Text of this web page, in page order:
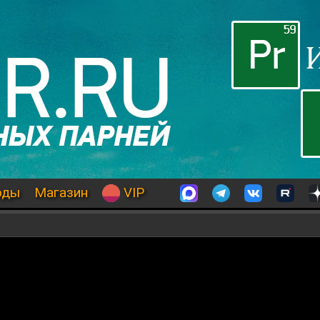
Магазин VIP